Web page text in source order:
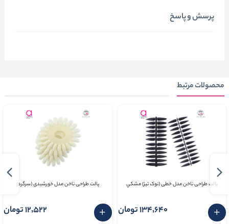
پرسش و پاسخ
محصولات مرتبط
پالت طراحی ناخن مدل خطی (نوک تیز) مشکي
134٬640 تومان
پالت طراحی ناخن مدل خورشیدی (سرگرد)
12٬522 تومان